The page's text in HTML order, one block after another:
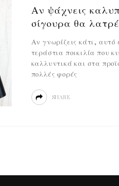
Αν ψάχνεις
σίγουρα θα
Αν γνωρίζεις κάτι, αυτό
τεράστια ποικιλία που
καλλυντικά και στα
πολλές φορές
SHARE